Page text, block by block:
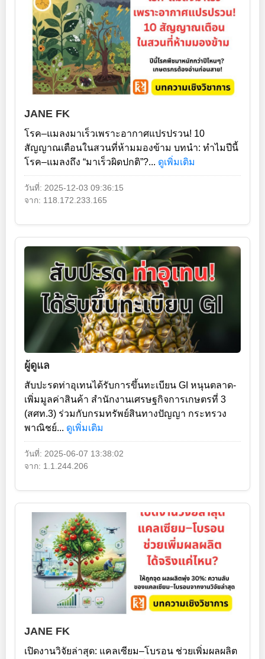
JANE FK
โรค–แมลงมาเร็วเพราะอากาศแปรปรวน! 10
สัญญาณเตือนในสวนที่ห้ามมองข้าม บทนำ: ทำไมปีนี้
โรค–แมลงถึง “มาเร็วผิดปกติ”?... ดูเพิ่มเติม
วันที่: 2025-12-03 09:36:15
จาก: 118.172.233.165
ผู้ดูแล
สับปะรดท่าอุเทนได้รับการขึ้นทะเบียน GI หนุนตลาด-
เพิ่มมูลค่าสินค้า สำนักงานเศรษฐกิจการเกษตรที่ 3
(สศท.3) ร่วมกับกรมทรัพย์สินทางปัญญา กระทรวง
พาณิชย์... ดูเพิ่มเติม
วันที่: 2025-06-07 13:38:02
จาก: 1.1.244.206
JANE FK
เปิดงานวิจัยล่าสุด: แคลเซียม–โบรอน ช่วยเพิ่มผลผลิต